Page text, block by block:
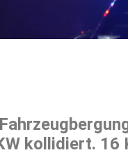
kollidiert. 16